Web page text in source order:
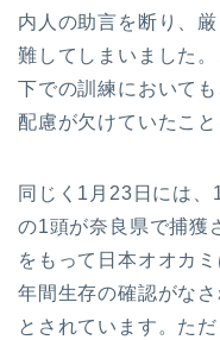
内人の助言を断り、
難してしまいました
下での訓練において
配慮が欠けていたこ
同じく1月23日には
の1頭が奈良県で捕獲
をもって日本オオカ
年間生存の確認がな
とされています。た